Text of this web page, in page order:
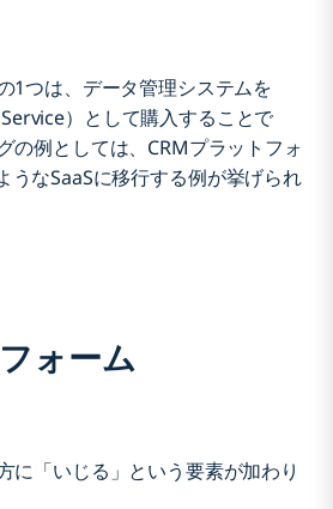
1つは、データ管理システムを
）として購入することで
の例としては、CRMプラットフォ
うなSaaSに移行する例が挙げられ
ォーム
に「いじる」という要素が加わり